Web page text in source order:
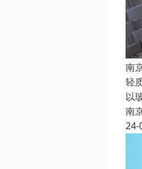
南
轻
以
南
24-